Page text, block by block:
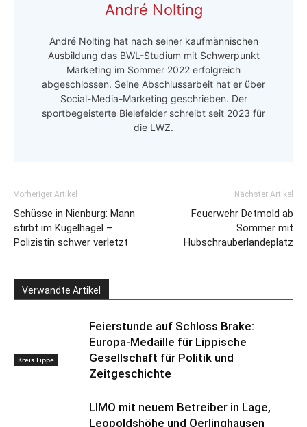
André Nolting
André Nolting hat nach seiner kaufmännischen
Ausbildung das BWL-Studium mit Schwerpunkt
Marketing im Sommer 2022 erfolgreich
abgeschlossen. Seine Abschlussarbeit hat er über
Social-Media-Marketing geschrieben. Der
sportbegeisterte Bielefelder schreibt seit 2023 für
die LWZ.
Vorheriger Artikel
Schüsse in Nienburg: Mann
stirbt im Kugelhagel –
Polizistin schwer verletzt
Nächster Artikel
Feuerwehr Detmold ab
Sommer mit
Hubschrauberlandeplatz
Verwandte Artikel
Kreis Lippe
Feierstunde auf Schloss Brake:
Europa-Medaille für Lippische
Gesellschaft für Politik und
Zeitgeschichte
LIMO mit neuem Betreiber in Lage,
Leopoldshöhe und Oerlinghausen